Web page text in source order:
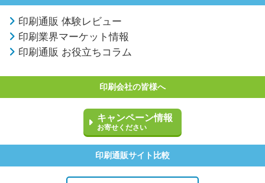
印刷通販 体験レビュー
印刷業界マーケット情報
印刷通販 お役立ちコラム
印刷会社の皆様へ
キャンペーン情報
お寄せください
印刷通販サイト比較